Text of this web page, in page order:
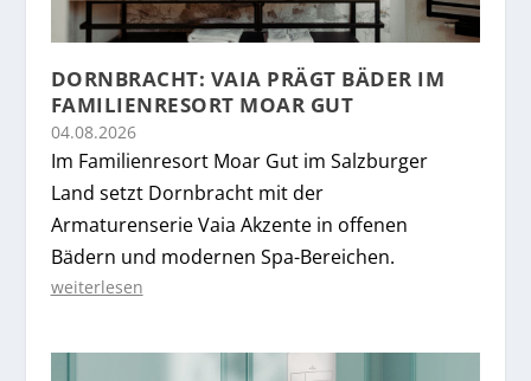
DORNBRACHT: VAIA PRÄGT BÄDER IM
FAMILIENRESORT MOAR GUT
04.08.2026
Im Familienresort Moar Gut im Salzburger
Land setzt Dornbracht mit der
Armaturenserie Vaia Akzente in offenen
Bädern und modernen Spa-Bereichen.
weiterlesen